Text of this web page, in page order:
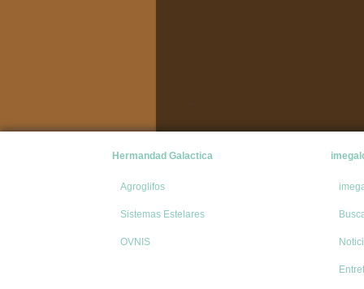
Hermandad Galactica
Agroglifos
Sistemas Estelares
OVNIS